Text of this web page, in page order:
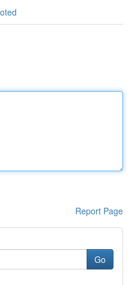
Report Page
Go